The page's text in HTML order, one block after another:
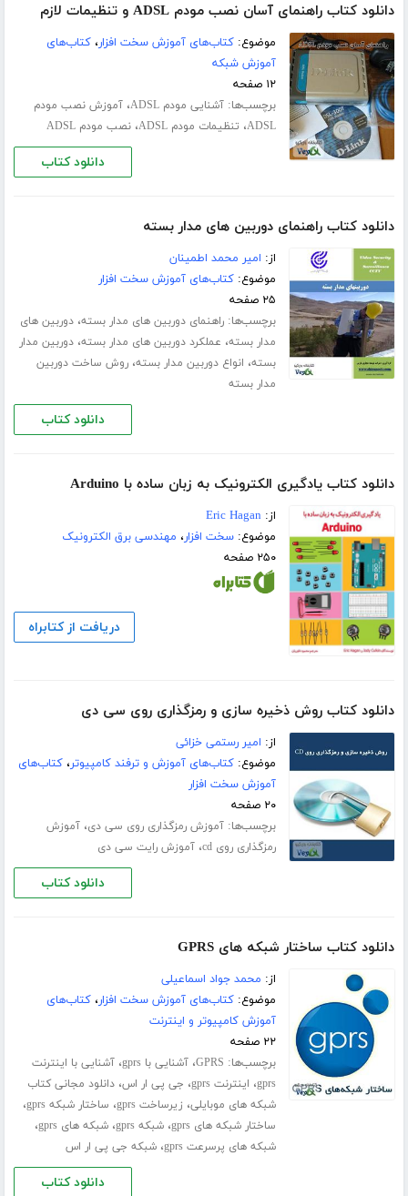
دانلود کتاب راهنمای آسان نصب مودم ADSL و تنظیمات لازم
موضوع:کتاب‌های آموزش سخت افزار،کتاب‌های
آموزش شبکه
۱۲ صفحه
برچسب‌ها:آشنایی مودم ADSL ،آموزش نصب مودم
ADSL، تنظیمات مودم ADSL ،نصب مودم ADSL
دانلود کتاب
دانلود کتاب راهنمای دوربین های مدار بسته
از: امیر محمد اطمینان
موضوع:کتاب‌های آموزش سخت افزار
۲۵ صفحه
برچسب‌ها:راهنمای دوربین های مدار بسته،دوربین های
مدار بسته، عملکرد دوربین های مدار بسته،دوربین مدار
بسته، انواع دوربین مدار بسته،روش ساخت دوربین
مدار بسته
دانلود کتاب
دانلود کتاب یادگیری الکترونیک به زبان ساده با Arduino
از: Eric Hagan
موضوع:سخت افزار، مهندسی برق الکترونیک
۲۵۰ صفحه
دریافت از کتابراه
دانلود کتاب روش ذخیره سازی و رمزگذاری روی سی دی
از: امیر رستمی خزائی
موضوع:کتاب‌های آموزش و ترفند کامپیوتر،کتاب‌های
آموزش سخت افزار
۲۰ صفحه
برچسب‌ها:آموزش رمزگذاری روی سی دی،آموزش
رمزگذاری روی cd
،آموزش رایت سی دی
دانلود کتاب
دانلود کتاب ساختار شبکه های GPRS
از: محمد جواد اسماعیلی
موضوع:کتاب‌های آموزش سخت افزار،کتاب‌های
آموزش کامپیوتر و اینترنت
۲۲ صفحه
برچسب‌ها: GPRS،آشنایی با gprs ،آشنایی با اینترنت
gprs، اینترنت gprs ، جی پی ار اس،دانلود مجانی کتاب
شبکه های موبایلی، زیرساخت gprs ، ساختار شبکه gprs ،
ساختار شبکه های gprs ،شبکه gprs ،شبکه های gprs ،
شبکه های پرسرعت gprs ،شبکه جی پی ار اس
دانلود کتاب